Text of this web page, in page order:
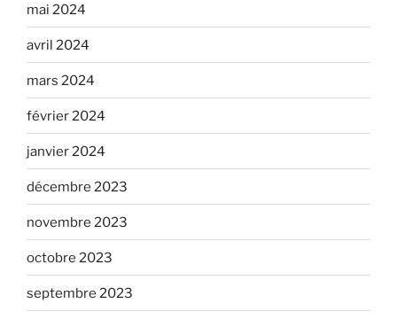
mai 2024
avril 2024
mars 2024
février 2024
janvier 2024
décembre 2023
novembre 2023
octobre 2023
septembre 2023